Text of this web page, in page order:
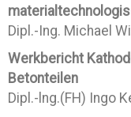
Dipl.-Ing. Michael
Werkbericht
Betonteilen
Dipl.-lng.(FH) Ingo